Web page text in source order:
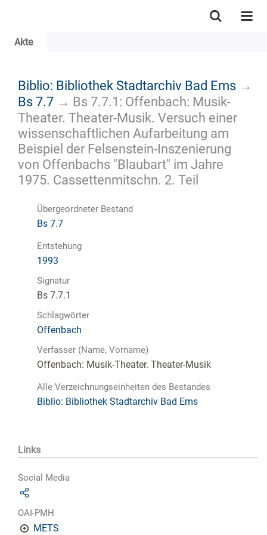
Akte
Biblio: Bibliothek Stadtarchiv Bad Ems →
Bs 7.7 → Bs 7.7.1: Offenbach: Musik-
Theater. Theater-Musik. Versuch einer
wissenschaftlichen Aufarbeitung am
Beispiel der Felsenstein-Inszenierung
von Offenbachs "Blaubart" im Jahre
1975. Cassettenmitschn. 2. Teil
Übergeordneter Bestand
Bs 7.7
Entstehung
1993
Signatur
Bs 7.7.1
Schlagwörter
Offenbach
Verfasser (Name, Vorname)
Offenbach: Musik-Theater. Theater-Musik
Alle Verzeichnungseinheiten des Bestandes
Biblio: Bibliothek Stadtarchiv Bad Ems
Links
Social Media
OAI-PMH
METS